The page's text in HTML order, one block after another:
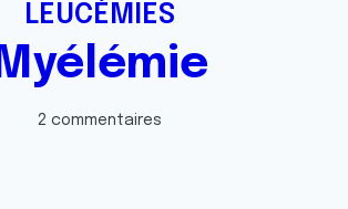
LEUCÉMIES
Myélémie
2 commentaires